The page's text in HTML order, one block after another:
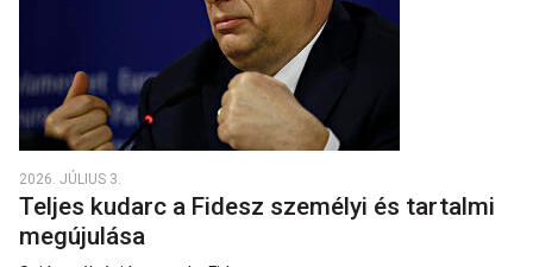
2026. JÚLIUS 3.
Teljes kudarc a Fidesz személyi és tartalmi
megújulása